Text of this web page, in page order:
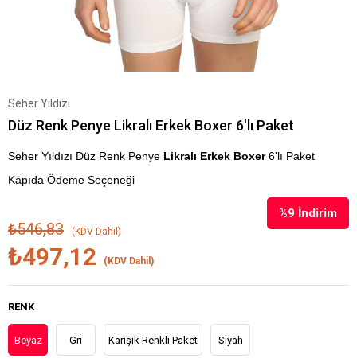
Seher Yıldızı
Düz Renk Penye Likralı Erkek Boxer 6'lı Paket
Seher Yıldızı Düz Renk Penye Likralı Erkek Boxer6'lı Paket
Kapıda Ödeme Seçeneği
%9 İndirim
₺546,83 (KDV Dahil)
₺497,12 (KDV Dahil)
RENK
Beyaz Gri Karışık Renkli Paket Siyah